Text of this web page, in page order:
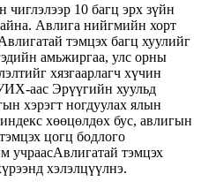
10 багц эрх зүйн
Авлига нийгмийн хорт
тэмцэх багц хуулийг
амьжиргаа, улс орны
хязгаарлагч хүчин
аас Эрүүгийн хуульд
хэрэгт ногдуулах ялын
хөөцөлдөх бус, авлигын
цогц бодлого
учраасАвлигатай тэмцэх
хэлэлцүүлнэ.